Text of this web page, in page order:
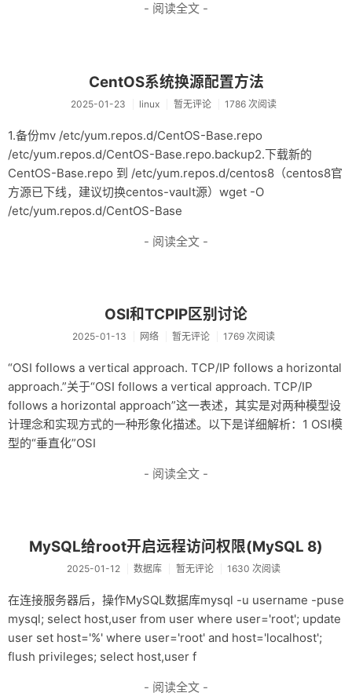
- 阅读全文 -
CentOS系统换源配置方法
2025-01-23 linux 暂无评论 1786 次阅读
1.备份mv /etc/yum.repos.d/CentOS-Base.repo
/etc/yum.repos.d/CentOS-Base.repo.backup2.下载新的
CentOS-Base.repo 到 /etc/yum.repos.d/centos8（centos8官
方源已下线，建议切换centos-vault源）wget -O
/etc/yum.repos.d/CentOS-Base
- 阅读全文 -
OSI和TCPIP区别讨论
2025-01-13 网络 暂无评论 1769 次阅读
“OSI follows a vertical approach. TCP/IP follows a horizontal
approach.”关于“OSI follows a vertical approach. TCP/IP
follows a horizontal approach”这一表述，其实是对两种模型设
计理念和实现方式的一种形象化描述。以下是详细解析：1 OSI模
型的“垂直化”OSI
- 阅读全文 -
MySQL给root开启远程访问权限(MySQL 8)
2025-01-12 数据库 暂无评论 1630 次阅读
在连接服务器后，操作MySQL数据库mysql -u username -puse
mysql; select host,user from user where user='root'; update
user set host='%' where user='root' and host='localhost';
flush privileges; select host,user f
- 阅读全文 -